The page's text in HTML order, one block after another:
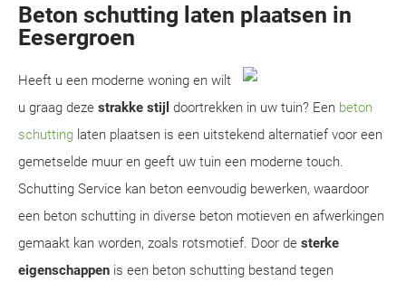
Beton schutting laten plaatsen in
Eesergroen
Heeft u een moderne woning en wilt
u graag deze strakke stijl doortrekken in uw tuin? Een beton
schutting laten plaatsen is een uitstekend alternatief voor een
gemetselde muur en geeft uw tuin een moderne touch.
Schutting Service kan beton eenvoudig bewerken, waardoor
een beton schutting in diverse beton motieven en afwerkingen
gemaakt kan worden, zoals rotsmotief. Door de sterke
eigenschappen is een beton schutting bestand tegen